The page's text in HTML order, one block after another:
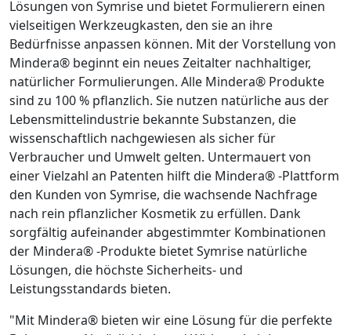
Lösungen von Symrise und bietet Formulierern einen
vielseitigen Werkzeugkasten, den sie an ihre
Bedürfnisse anpassen können. Mit der Vorstellung von
Mindera® beginnt ein neues Zeitalter nachhaltiger,
natürlicher Formulierungen. Alle Mindera® Produkte
sind zu 100 % pflanzlich. Sie nutzen natürliche aus der
Lebensmittelindustrie bekannte Substanzen, die
wissenschaftlich nachgewiesen als sicher für
Verbraucher und Umwelt gelten. Untermauert von
einer Vielzahl an Patenten hilft die Mindera® -Plattform
den Kunden von Symrise, die wachsende Nachfrage
nach rein pflanzlicher Kosmetik zu erfüllen. Dank
sorgfältig aufeinander abgestimmter Kombinationen
der Mindera® -Produkte bietet Symrise natürliche
Lösungen, die höchste Sicherheits- und
Leistungsstandards bieten.
"Mit Mindera® bieten wir eine Lösung für die perfekte